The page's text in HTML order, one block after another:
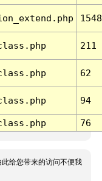
1548
211
62
94
76
给您带来的访问不便我